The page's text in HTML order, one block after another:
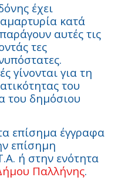
έχει
κατά
αυτές τις
τες
γίνονται για τη
του
του δημόσιου
επίσημα έγγραφα
επίσημη
ή στην ενότητα
Παλλήνης.